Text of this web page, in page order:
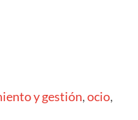
y gestión,ocio,